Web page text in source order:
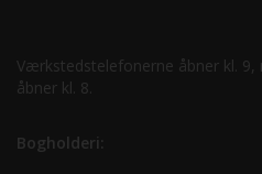
Værkstedstelefonerne åbner kl.
åbner kl. 8.
Bogholderi: